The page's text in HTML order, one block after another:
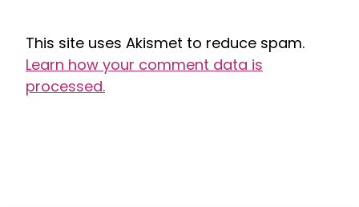
This site uses Akismet to reduce spam.
Learn how your comment data is
processed.